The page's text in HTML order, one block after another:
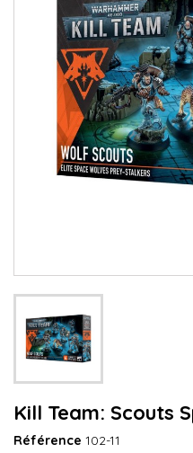
Kill Team: Scouts
Référence 102-11